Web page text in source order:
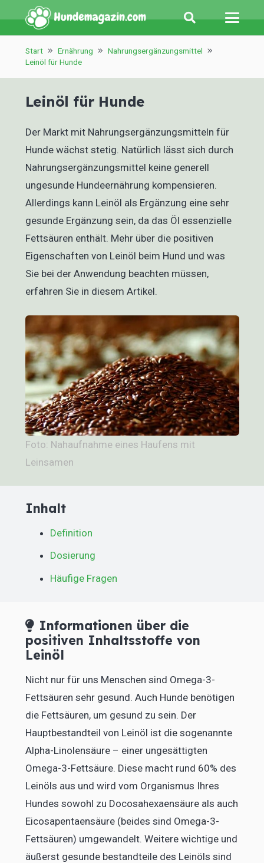
Start Ernährung
Nahrungsergänzungsmittel
Leinöl für Hunde
Leinöl für Hunde
Der Markt mit Nahrungsergänzungsmitteln für
Hunde wächst stetig. Natürlich lässt sich durch
Nahrungsergänzungsmittel keine generell
ungesunde Hundeernährung kompensieren.
Allerdings kann Leinöl als Ergänzung eine sehr
gesunde Ergänzung sein, da das Öl essenzielle
Fettsäuren enthält. Mehr über die positiven
Eigenschaften von Leinöl beim Hund und was
Sie bei der Anwendung beachten müssen,
erfahren Sie in diesem Artikel.
Foto: Nahaufnahme eines Haufens mit
Leinsamen
Inhalt
Definition
Dosierung
Häufige Fragen
Informationen über die
positiven Inhaltsstoffe von
Leinöl
Nicht nur für uns Menschen sind Omega-3-
Fettsäuren sehr gesund. Auch Hunde benötigen
die Fettsäuren, um gesund zu sein. Der
Hauptbestandteil von Leinöl ist die sogenannte
Alpha-Linolensäure – einer ungesättigten
Omega-3-Fettsäure. Diese macht rund 60% des
Leinöls aus und wird vom Organismus Ihres
Hundes sowohl zu Docosahexaensäure als auch
Eicosapentaensäure (beides sind Omega-3-
Fettsäuren) umgewandelt. Weitere wichtige und
äußerst gesunde bestandteile des Leinöls sind